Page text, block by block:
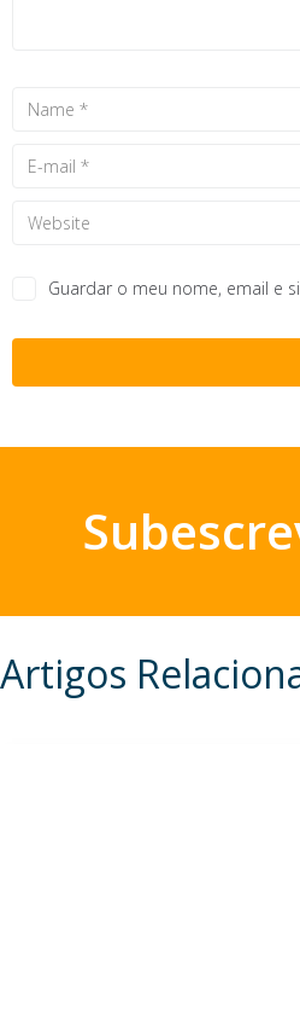
Guardar o meu nome, email e
Artigos